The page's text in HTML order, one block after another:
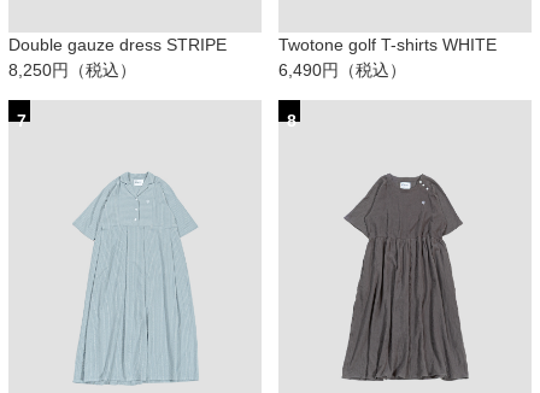
Double gauze dress STRIPE
8,250円（税込）
Twotone golf T-shirts WHITE
6,490円（税込）
7 8